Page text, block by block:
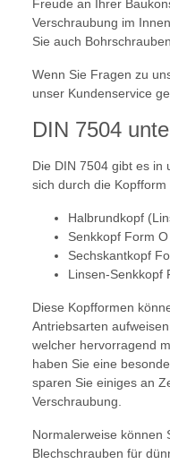
Freude an Ihrer
Verschraubung im
Sie auch
Wenn Sie Fragen zu
unser Kundenservice
DIN 7504
Die DIN 7504 gibt es in
sich durch die
Halbrundkopf
Senkkopf Form O
Sechskantkopf
Linsen-Senkkopf
Diese Kopfformen
Antriebsarten
welcher hervorragend
haben Sie eine
sparen Sie einiges an
Verschraubung.
Normalerweise können
Blechschrauben für